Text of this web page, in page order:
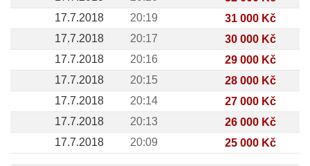
17.7.2018
20:19
31 000 Kč
17.7.2018
20:17
30 000 Kč
17.7.2018
20:16
29 000 Kč
17.7.2018
20:15
28 000 Kč
17.7.2018
20:14
27 000 Kč
17.7.2018
20:13
26 000 Kč
17.7.2018
20:09 25 000 Kč